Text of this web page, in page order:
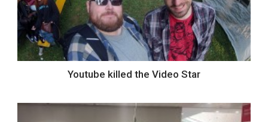
Youtube killed the Video Star